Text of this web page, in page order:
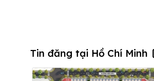
Tin đăng tại Hồ Chí Minh